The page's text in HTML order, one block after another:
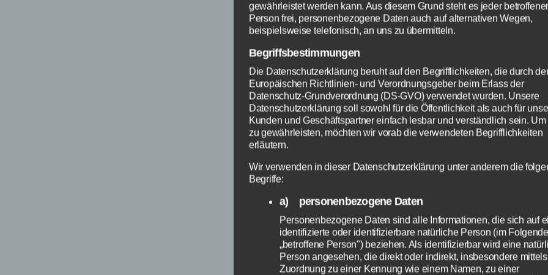
gewährleistet werden kann. Aus diesem Grund steht es jeder
Person frei, personenbezogene Daten auch auf alternativen Wegen,
beispielsweise telefonisch, an uns zu übermitteln.
Begriffsbestimmungen
Die Datenschutzerklärung beruht auf den Begrifflichkeiten, die durch
Europäischen Richtlinien- und Verordnungsgeber beim Erlass der
Datenschutz-Grundverordnung (DS-GVO) verwendet wurden. Unsere
Datenschutzerklärung soll sowohl für die Öffentlichkeit als auch für
Kunden und Geschäftspartner einfach lesbar und verständlich sein.
zu gewährleisten, möchten wir vorab die verwendeten Begrifflichkeiten
erläutern.
Wir verwenden in dieser Datenschutzerklärung unter anderem die
Begriffe:
a) personenbezogene Daten
Personenbezogene Daten sind alle Informationen, die sich auf
identifizierte oder identifizierbare natürliche Person (im
„betroffene Person") beziehen. Als identifizierbar wird eine
Person angesehen, die direkt oder indirekt, insbesondere mittels
Zuordnung zu einer Kennung wie einem Namen, zu einer